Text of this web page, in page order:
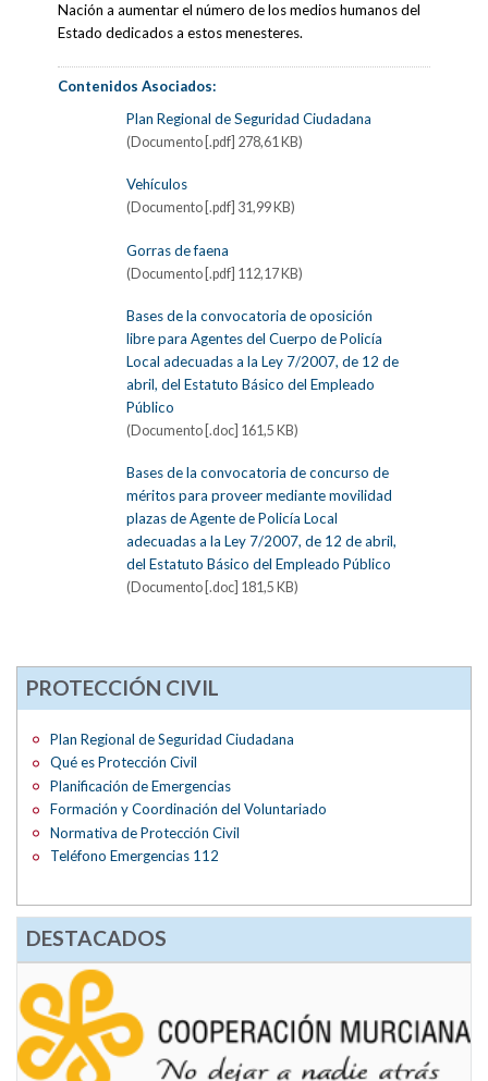
Nación a aumentar el número de los medios humanos del
Estado dedicados a estos menesteres.
Contenidos Asociados:
Plan Regional de Seguridad Ciudadana
(Documento [.pdf] 278,61 KB)
Vehículos
(Documento [.pdf] 31,99 KB)
Gorras de faena
(Documento [.pdf] 112,17 KB)
Bases de la convocatoria de oposición
libre para Agentes del Cuerpo de Policía
Local adecuadas a la Ley 7/2007, de 12 de
abril, del Estatuto Básico del Empleado
Público
(Documento [.doc] 161,5 KB)
Bases de la convocatoria de concurso de
méritos para proveer mediante movilidad
plazas de Agente de Policía Local
adecuadas a la Ley 7/2007, de 12 de abril,
del Estatuto Básico del Empleado Público
(Documento [.doc] 181,5 KB)
PROTECCIÓN CIVIL
Plan Regional de Seguridad Ciudadana
Qué es Protección Civil
Planificación de Emergencias
Formación y Coordinación del Voluntariado
Normativa de Protección Civil
Teléfono Emergencias 112
DESTACADOS